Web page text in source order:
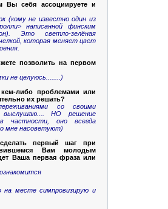
Вы себя ассоциируете и
(кому не известно один из
написанной финским
Это светло-зелёная
которая меняет цвет
позволить на первом
не целуюсь........)
либо проблемами или
их решать?
со своими
выслушаю.... НО решение
частности, оно всегда
мне насоветуют)
первый шаг при
Вам молодым
Ваша первая фраза или
месте симпровизирую и